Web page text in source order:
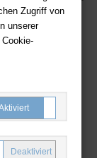
Zugriff von
unserer